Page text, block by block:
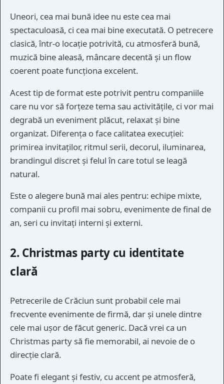
Uneori, cea mai bună idee nu este cea mai
spectaculoasă, ci cea mai bine executată. O petrecere
clasică, într-o locație potrivită, cu atmosferă bună,
muzică bine aleasă, mâncare decentă și un flow
coerent poate funcționa excelent.
Acest tip de format este potrivit pentru companiile
care nu vor să forțeze tema sau activitățile, ci vor mai
degrabă un eveniment plăcut, relaxat și bine
organizat. Diferența o face calitatea execuției:
primirea invitaților, ritmul serii, decorul, iluminarea,
brandingul discret și felul în care totul se leagă
natural.
Este o alegere bună mai ales pentru: echipe mixte,
companii cu profil mai sobru, evenimente de final de
an, seri cu invitați interni și externi.
2. Christmas party cu identitate
clară
Petrecerile de Crăciun sunt probabil cele mai
frecvente evenimente de firmă, dar și unele dintre
cele mai ușor de făcut generic. Dacă vrei ca un
Christmas party să fie memorabil, ai nevoie de o
direcție clară.
Poate fi elegant și festiv, cu accent pe atmosferă,